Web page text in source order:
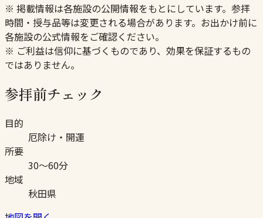
※ 掲載情報は各施設の公開情報をもとにしています。参拝
時間・授与品等は変更される場合があります。お出かけ前に
各施設の公式情報をご確認ください。
※ ご利益は信仰に基づくものであり、効果を保証するもの
ではありません。
参拝前チェック
目的
厄除け・開運
所要
30〜60分
地域
秋田県